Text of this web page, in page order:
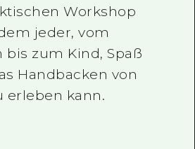
Workshop
jeder, vom
bis zum Kind, Spaß
Handbacken von
erleben kann.